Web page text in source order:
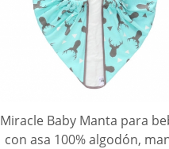
Miracle Baby Manta para
con asa 100% algodón,